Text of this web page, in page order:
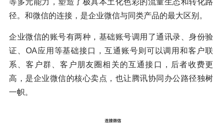
等多元能力，塑造了极具本土化色彩的流量生态和转化路
径。和微信的连接，是企业微信与同类产品的最大区别。
企业微信的账号有两种，基础账号调用了通讯录、身份验
证、OA应用等基础接口，互通账号则可以调用和客户联
系、客户群、客户朋友圈相关的互通接口，后者收费更
高，是企业微信的核心卖点，也让腾讯协同办公路径独树
一帜。